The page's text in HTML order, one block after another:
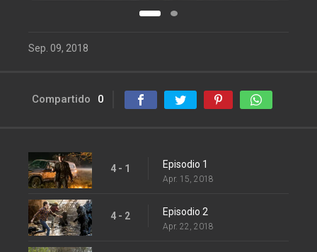
Sep. 09, 2018
Compartido 0
4 - 1 Episodio 1
Apr. 15, 2018
4 - 2 Episodio 2
Apr. 22, 2018